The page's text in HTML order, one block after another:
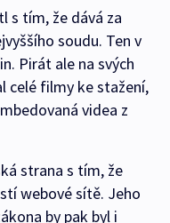
s tím, že dává za
soudu. Ten v
Pirát ale na svých
celé filmy ke stažení,
videa z
strana s tím, že
webové sítě. Jeho
by pak byl i